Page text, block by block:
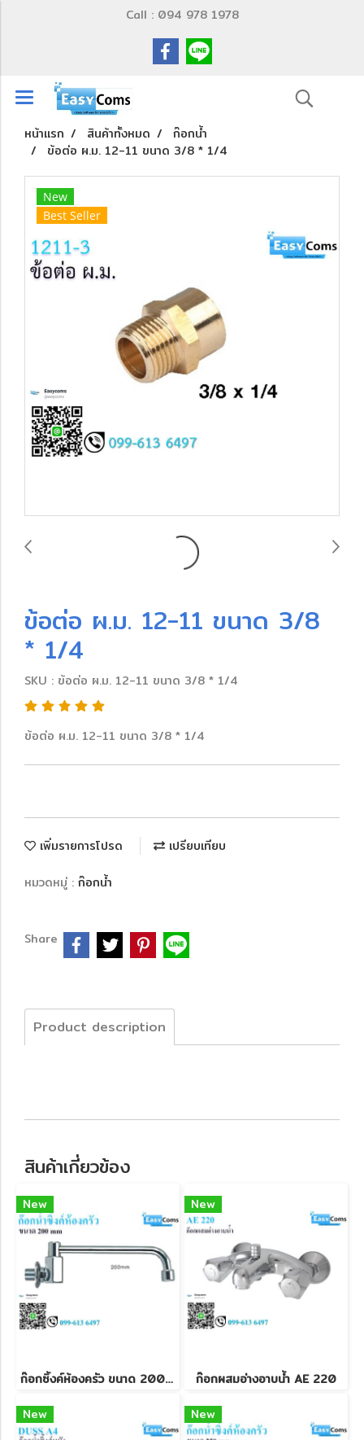
Call : 094 978 1978
หน้าแรก สินค้าทั้งหมด
ก๊อกน้ำ
ข้อต่อ ผ.ม. 12-11 ขนาด 3/8 * 1/4
New
Best Seller
ข้อต่อ ผ.ม. 12-11 ขนาด 3/8
* 1/4
SKU : ข้อต่อ ผ.ม. 12-11 ขนาด 3/8 * 1/4
ข้อต่อ ผ.ม. 12-11 ขนาด 3/8 * 1/4
เพิ่มรายการโปรด เปรียบเทียบ
หมวดหมู่ : ก๊อกน้ำ
Share
Product description
สินค้าเกี่ยวข้อง
New
ก๊อกซิ้งค์ห้องครัว ขนาด 200 mm
New
ก๊อกผสมอ่างอาบน้ำ AE 220
New
New